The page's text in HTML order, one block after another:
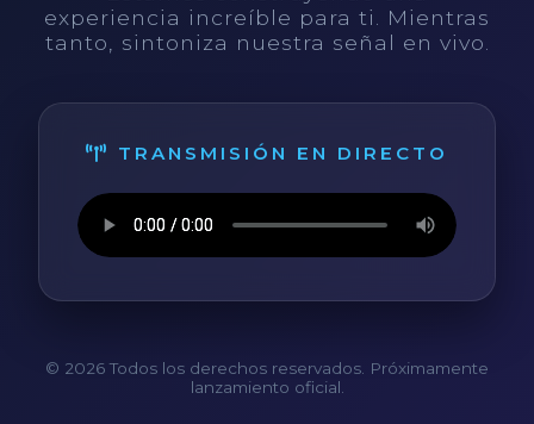
experiencia increíble para ti. Mientras
tanto, sintoniza nuestra señal en vivo.
TRANSMISIÓN EN DIRECTO
© 2026 Todos los derechos reservados. Próximamente
lanzamiento oficial.